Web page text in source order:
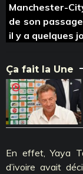
Manchester-
de son
il y a quelques
Ça fait la Une
En effet, Yaya
d’ivoire avait